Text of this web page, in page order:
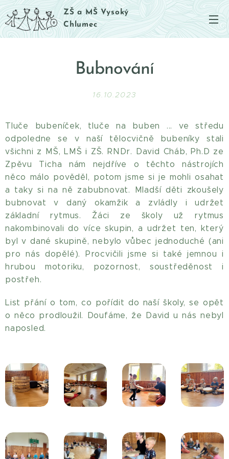
ZŠ a MŠ Vysoký
Chlumec
Bubnování
16.10.2023
Tluče bubeníček, tluče na buben ... ve středu
odpoledne se v naší tělocvičně bubeníky stali
všichni z MŠ, LMŠ i ZŠ. RNDr. David Cháb, Ph.D ze
Zpěvu Ticha nám nejdříve o těchto nástrojích
něco málo pověděl, potom jsme si je mohli osahat
a taky si na ně zabubnovat. Mladší děti zkoušely
bubnovat v daný okamžik a zvládly i udržet
základní rytmus. Žáci ze školy už rytmus
nakombinovali do více skupin, a udržet ten, který
byl v dané skupině, nebylo vůbec jednoduché (ani
pro nás dopělé). Procvičili jsme si také jemnou i
hrubou motoriku, pozornost, soustředěnost i
postřeh.
List přání o tom, co pořídit do naší školy, se opět
o něco prodloužil. Doufáme, že David u nás nebyl
naposled.